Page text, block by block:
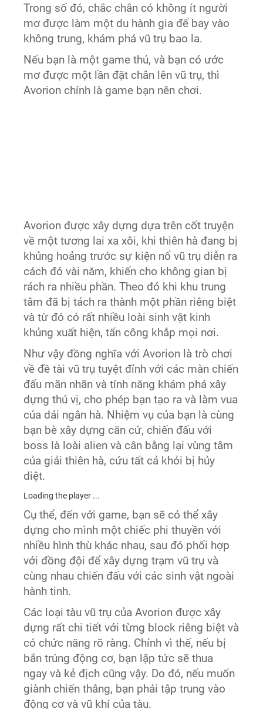
Trong số đó, chắc chắn có không ít người
mơ được làm một du hành gia để bay vào
không trung, khám phá vũ trụ bao la.
Nếu bạn là một game thủ, và bạn có ước
mơ được một lần đặt chân lên vũ trụ, thì
Avorion chính là game bạn nên chơi.
Avorion được xây dựng dựa trên cốt truyện
về một tương lai xa xôi, khi thiên hà đang bị
khủng hoảng trước sự kiện nổ vũ trụ diễn ra
cách đó vài năm, khiến cho không gian bị
rách ra nhiều phần. Theo đó khi khu trung
tâm đã bị tách ra thành một phần riêng biệt
và từ đó có rất nhiều loài sinh vật kinh
khủng xuất hiện, tấn công khắp mọi nơi.
Như vậy đồng nghĩa với Avorion là trò chơi
về đề tài vũ trụ tuyệt đỉnh với các màn chiến
đấu mãn nhãn và tính năng khám phá xây
dựng thú vị, cho phép bạn tạo ra và làm vua
của dải ngân hà. Nhiệm vụ của bạn là cùng
bạn bè xây dựng căn cứ, chiến đấu với
boss là loài alien và cân bằng lại vùng tâm
của giải thiên hà, cứu tất cả khỏi bị hủy
diệt.
Loading the player ...
Cụ thể, đến với game, bạn sẽ có thể xây
dựng cho mình một chiếc phi thuyền với
nhiều hình thù khác nhau, sau đó phối hợp
với đồng đội để xây dựng trạm vũ trụ và
cùng nhau chiến đấu với các sinh vật ngoài
hành tinh.
Các loại tàu vũ trụ của Avorion được xây
dựng rất chi tiết với từng block riêng biệt và
có chức năng rõ ràng. Chính vì thế, nếu bị
bắn trúng động cơ, bạn lập tức sẽ thua
ngay và kẻ địch cũng vậy. Do đó, nếu muốn
giành chiến thắng, bạn phải tập trung vào
động cơ và vũ khí của tàu.